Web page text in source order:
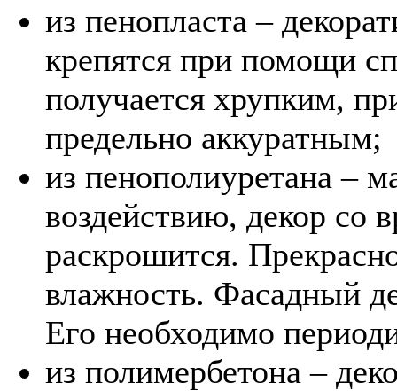
из пенопласта –
крепятся при помощи
получается хрупким,
предельно аккуратным;
из пенополиуретана –
воздействию, декор со
раскрошится.
влажность. Фасадный
Его необходимо
из полимербетона –